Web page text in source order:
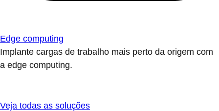
Edge computing
Implante cargas de trabalho mais perto da origem com
a edge computing.
Veja todas as soluções